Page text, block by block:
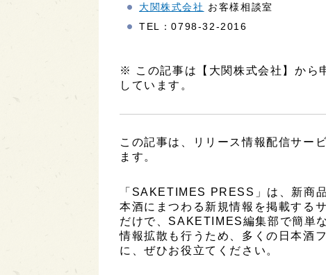
大関株式会社 お客様相談室
TEL：0798-32-2016
※ この記事は【大関株式会社】から
しています。
この記事は、リリース情報配信サー
ます。
「SAKETIMES PRESS」は、新商
本酒にまつわる新規情報を掲載する
だけで、SAKETIMES編集部で簡単
情報拡散も行うため、多くの日本酒
に、ぜひお役立てください。